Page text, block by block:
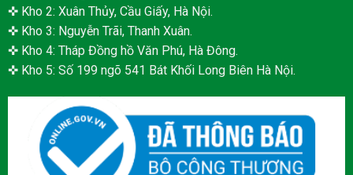
✜ Kho 2: Xuân Thủy, Cầu Giấy, Hà Nội.
✜ Kho 3: Nguyễn Trãi, Thanh Xuân.
✜ Kho 4: Tháp Đồng hồ Văn Phú, Hà Đông.
✜ Kho 5: Số 199 ngõ 541 Bát Khối Long Biên Hà Nội.